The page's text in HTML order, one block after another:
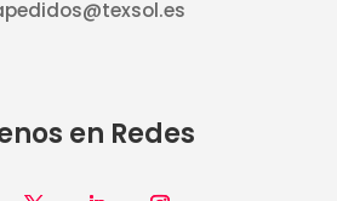
en Redes